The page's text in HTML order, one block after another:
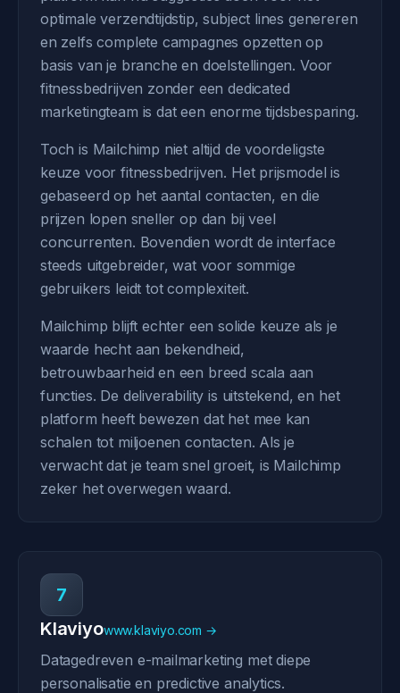
optimale verzendtijdstip, subject lines genereren
en zelfs complete campagnes opzetten op
basis van je branche en doelstellingen. Voor
fitnessbedrijven zonder een dedicated
marketingteam is dat een enorme tijdsbesparing.
Toch is Mailchimp niet altijd de voordeligste
keuze voor fitnessbedrijven. Het prijsmodel is
gebaseerd op het aantal contacten, en die
prijzen lopen sneller op dan bij veel
concurrenten. Bovendien wordt de interface
steeds uitgebreider, wat voor sommige
gebruikers leidt tot complexiteit.
Mailchimp blijft echter een solide keuze als je
waarde hecht aan bekendheid,
betrouwbaarheid en een breed scala aan
functies. De deliverability is uitstekend, en het
platform heeft bewezen dat het mee kan
schalen tot miljoenen contacten. Als je
verwacht dat je team snel groeit, is Mailchimp
zeker het overwegen waard.
7
Klaviyowww.klaviyo.com →
Datagedreven e-mailmarketing met diepe
personalisatie en predictive analytics.